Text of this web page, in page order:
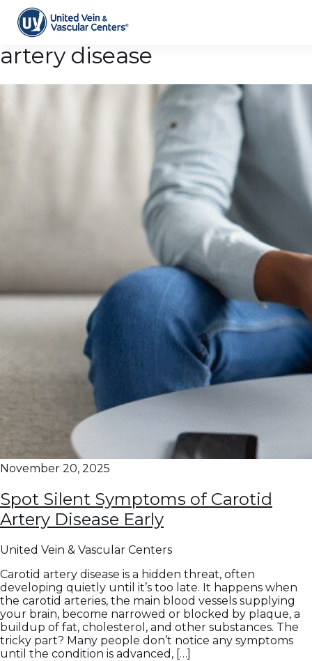
Tag Archive: signs of carotid
artery disease
November 20, 2025
Spot Silent Symptoms of Carotid
Artery Disease Early
United Vein & Vascular Centers
Carotid artery disease is a hidden threat, often
developing quietly until it’s too late. It happens when
the carotid arteries, the main blood vessels supplying
your brain, become narrowed or blocked by plaque, a
buildup of fat, cholesterol, and other substances. The
tricky part? Many people don’t notice any symptoms
until the condition is advanced, […]